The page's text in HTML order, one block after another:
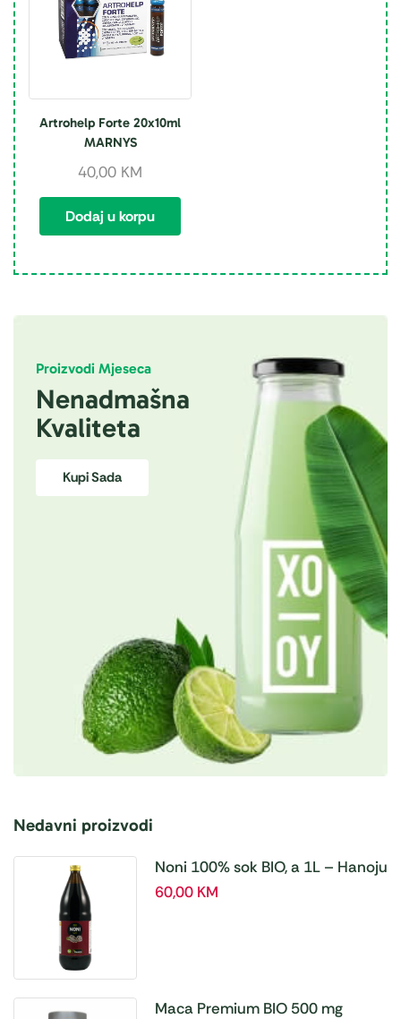
Artrohelp Forte 20x10ml
MARNYS
40,00 KM
Dodaj u korpu
Proizvodi Mjeseca
Nenadmašna
Kvaliteta
Kupi Sada
Nedavni proizvodi
Noni 100% sok BIO, a 1L – Hanoju
60,00 KM
Maca Premium BIO 500 mg